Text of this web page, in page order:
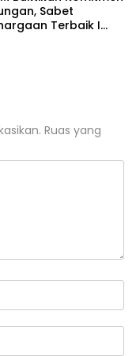
Sabet
Terbaik I
Ruas yang